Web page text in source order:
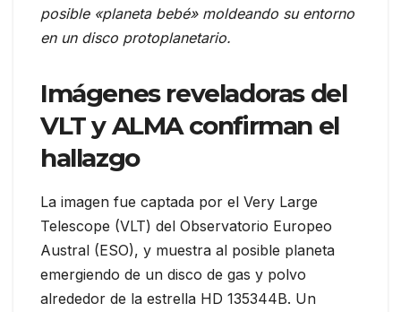
posible «planeta bebé» moldeando su entorno
en un disco protoplanetario.
Imágenes reveladoras del
VLT y ALMA confirman el
hallazgo
La imagen fue captada por el Very Large
Telescope (VLT) del Observatorio Europeo
Austral (ESO), y muestra al posible planeta
emergiendo de un disco de gas y polvo
alrededor de la estrella HD 135344B. Un